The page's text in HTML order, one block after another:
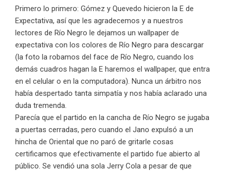
Primero lo primero: Gómez y Quevedo hicieron la E de
Expectativa, así que les agradecemos y a nuestros
lectores de Río Negro le dejamos un wallpaper de
expectativa con los colores de Río Negro para descargar
(la foto la robamos del face de Río Negro, cuando los
demás cuadros hagan la E haremos el wallpaper, que entra
en el celular o en la computadora). Nunca un árbitro nos
había despertado tanta simpatía y nos había aclarado una
duda tremenda.
Parecía que el partido en la cancha de Río Negro se jugaba
a puertas cerradas, pero cuando el Jano expulsó a un
hincha de Oriental que no paró de gritarle cosas
certificamos que efectivamente el partido fue abierto al
público. Se vendió una sola Jerry Cola a pesar de que